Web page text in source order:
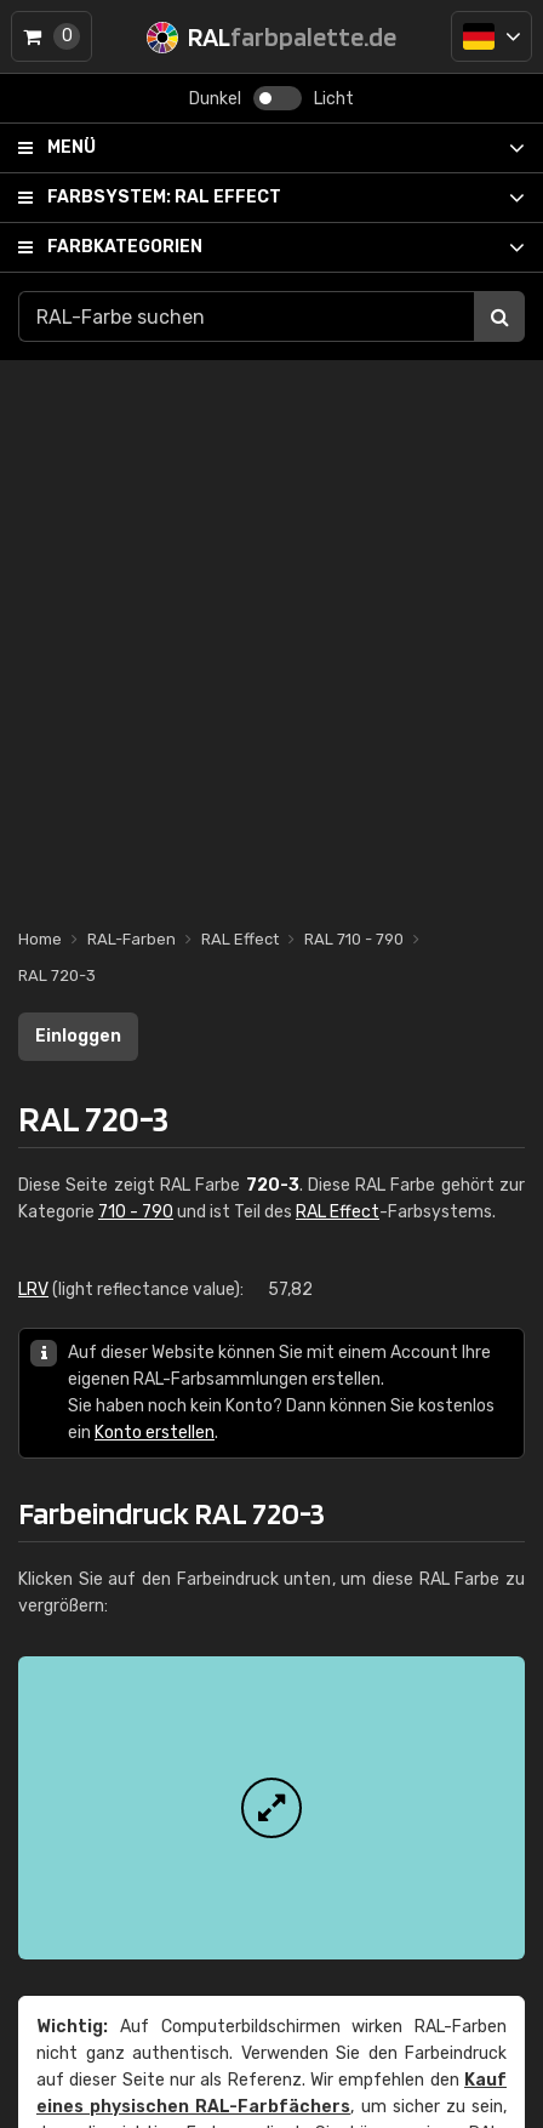
RALfarbpalette.de
Dunkel Licht
MENÜ
FARBSYSTEM: RAL EFFECT
FARBKATEGORIEN
0
Home RAL-Farben RAL Effect
RAL 710 - 790
RAL 720-3
Einloggen
RAL 720-3
Diese Seite zeigt RAL Farbe 720-3. Diese RAL Farbe gehört zur
Kategorie 710 - 790 und ist Teil des RAL Effect-Farbsystems.
LRV(light reflectance value): 57,82
Auf dieser Website können Sie mit einem Account Ihre
eigenen RAL-Farbsammlungen erstellen.
Sie haben noch kein Konto? Dann können Sie kostenlos
ein Konto erstellen.
Farbeindruck RAL 720-3
Klicken Sie auf den Farbeindruck unten, um diese RAL Farbe zu
vergrößern:
Wichtig: Auf Computerbildschirmen wirken RAL-Farben
nicht ganz authentisch. Verwenden Sie den Farbeindruck
auf dieser Seite nur als Referenz. Wir empfehlen den Kauf
eines physischen RAL-Farbfächers, um sicher zu sein,